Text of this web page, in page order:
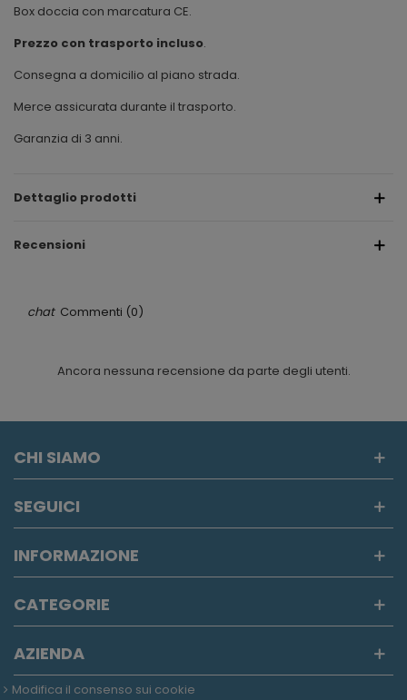
Box doccia con marcatura CE.
Prezzo con trasporto incluso.
Consegna a domicilio al piano strada.
Merce assicurata durante il trasporto.
Garanzia di 3 anni.
Dettaglio prodotti
Recensioni
Commenti (0)
Ancora nessuna recensione da parte degli utenti.
CHI SIAMO
SEGUICI
INFORMAZIONE
CATEGORIE
AZIENDA
Modifica il consenso sui cookie